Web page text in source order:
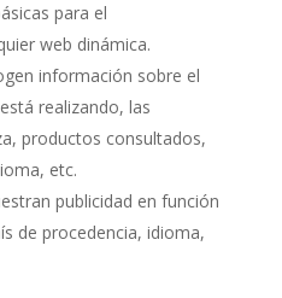
para el
web dinámica.
información sobre el
realizando, las
productos consultados,
etc.
publicidad en función
de procedencia, idioma,